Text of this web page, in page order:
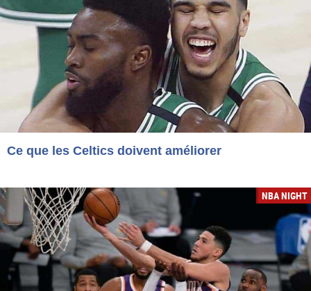
Ce que les Celtics doivent améliorer
NBA NIGHT